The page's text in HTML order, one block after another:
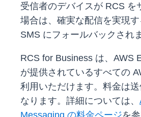
受信者のデバイスが RCS を
場合は、確実な配信を実現
SMS にフォールバックされ
RCS for Business は、AWS
が提供されているすべての
利用いただけます。料金は
なります。詳細については、